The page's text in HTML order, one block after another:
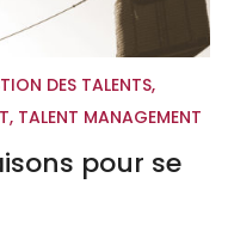
DES TALENTS,
, TALENT MANAGEMENT
pour se